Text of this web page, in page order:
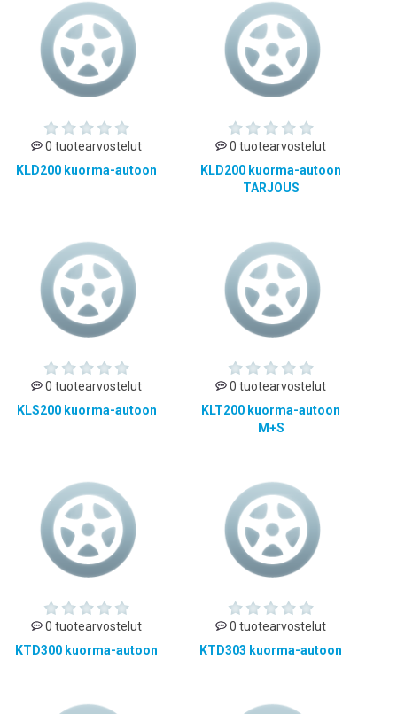
0 tuotearvostelut
KLD200 kuorma-autoon
0 tuotearvostelut
KLD200 kuorma-autoon
TARJOUS
0 tuotearvostelut
KLS200 kuorma-autoon
0 tuotearvostelut
KLT200 kuorma-autoon
M+S
0 tuotearvostelut
KTD300 kuorma-autoon
0 tuotearvostelut
KTD303 kuorma-autoon